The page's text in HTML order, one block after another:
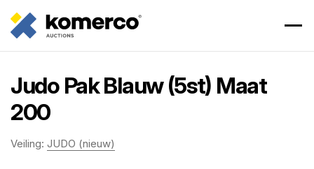
Judo Pak Blauw (5st) Maat
200
Veiling: JUDO (nieuw)